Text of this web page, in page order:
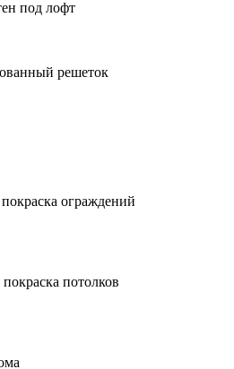
под лофт
решеток
ограждений
потолков